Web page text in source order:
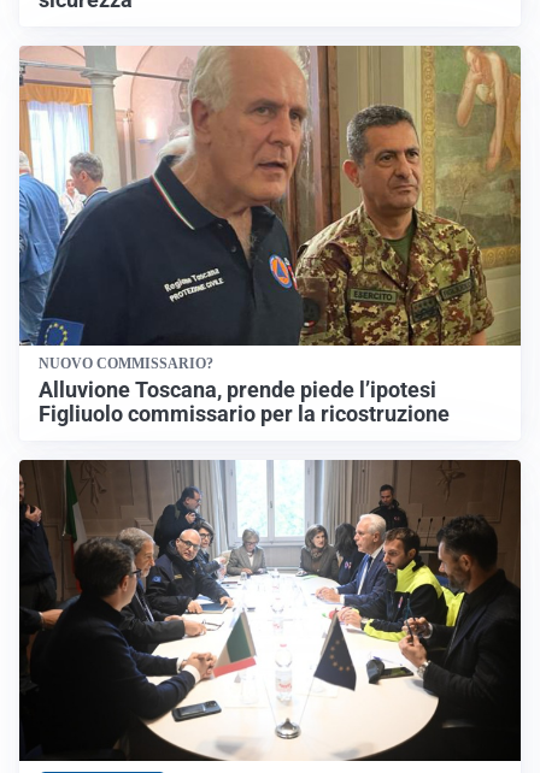
NUOVO COMMISSARIO?
Alluvione Toscana, prende piede l’ipotesi
Figliuolo commissario per la ricostruzione